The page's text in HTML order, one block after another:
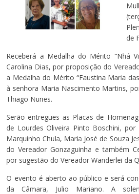
de
Receberá a Medalha do Mérito “Nhá
Carolina Dias, por proposição do
a Medalha do Mérito “Faustina Maria
à senhora Maria Nascimento Martins,
Thiago Nunes.
Serão entregues as Placas de
de Lourdes Oliveira Pinto Boschini, por
Marquinho Chula, Maria José de Souza
do Vereador Gonzaguinha e também
por sugestão do Vereador Wanderlei da
O evento é aberto ao público e será
da Câmara, Julio Mariano. A